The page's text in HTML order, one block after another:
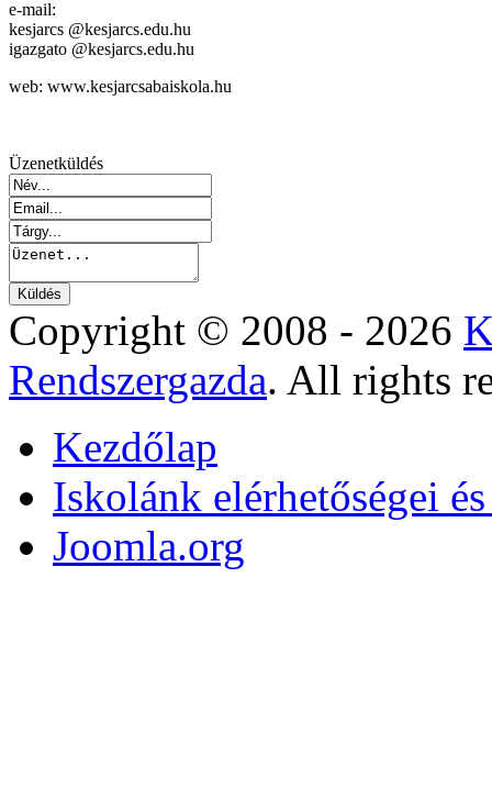
e-mail:
kesjarcs @kesjarcs.edu.hu
igazgato @kesjarcs.edu.hu
web: www.kesjarcsabaiskola.hu
Üzenetküldés
Copyright © 2008 - 2026
Rendszergazda. All rights
Kezdőlap
Iskolánk elérhetőségei
Joomla.org